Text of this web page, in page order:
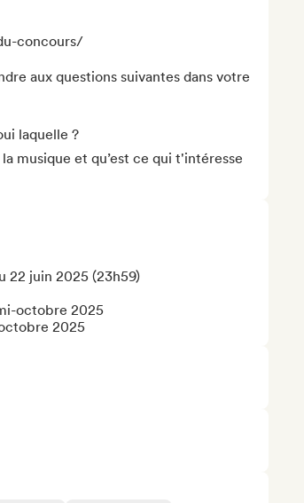
concours/
aux questions suivantes dans votre
laquelle ?
musique et qu’est ce qui t'intéresse
22 juin 2025 (23h59)
octobre 2025
2025